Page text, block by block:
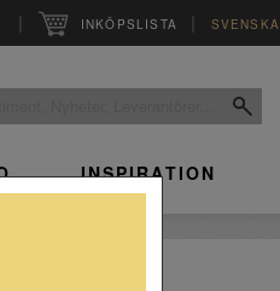
| INKÖPSLISTA | SVENSKA
INSPIRATION